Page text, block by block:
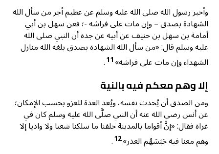
وأخبر رسول الله صلى الله عليه وسلم عن عظيم أجر من سأل الله
الشهادة بصدق – وإن مات على فراشه -؛ فعن سهل بن أبي
أمامة بن سهل بن حنيف عن أبيه عن جده أن النبي صلى الله
عليه وسلم قال: «من سأل الله الشهادة بصدق بلغه الله منازل
الشهداء وإن مات على فراشه»11
.
إلا وهم معكم فيه بالنية
ومن الصدق أن يُحدث نفسه، ويُعد العدة للغزو بحسب الإمكان؛
عن أنس رضي الله عنه أن النبي صلَّى الله عليه وسلم كان في
غزاة فقال: «إنَّ أقواما بالمدينة خلفنا ما سلكنا شعبا ولا واديا إلا
وهم معنا فيه حَبَسَهُم العذر»12
.